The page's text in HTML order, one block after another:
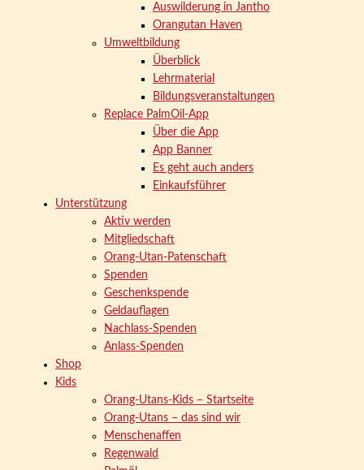
Auswilderung in Jantho
Orangutan Haven
Umweltbildung
Überblick
Lehrmaterial
Bildungsveranstaltungen
Replace PalmOil-App
Über die App
App Banner
Es geht auch anders
Einkaufsführer
Unterstützung
Aktiv werden
Mitgliedschaft
Orang-Utan-Patenschaft
Spenden
Geschenkspende
Geldauflagen
Nachlass-Spenden
Anlass-Spenden
Shop
Kids
Orang-Utans-Kids – Startseite
Orang-Utans – das sind wir
Menschenaffen
Regenwald